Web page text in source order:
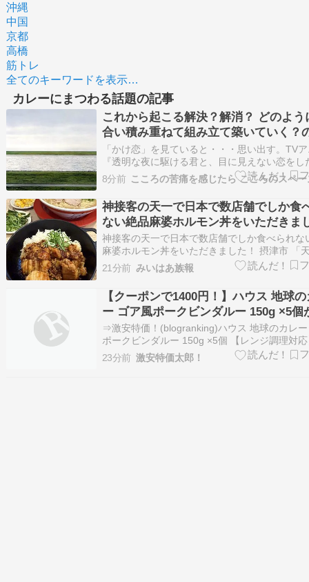
沖縄
中国
京都
高橋
筋トレ
全てのキーワードを表示…
カレーにまつわる話題の記事
これから起こる解決？解消？ どのよう
合い積み重ねて組み立て築いていく？
「かけ恋」を見ていると・・・思い出す。TV
『透明な夜に駆ける君と、目に見えない恋をし
第15回GA文庫大賞《大賞》受賞のライトノベ
な夜に駆ける君と、目に見えない恋をした。』
メ化が決定。2026年7月より放送開始。sh-
anime.shochiku.co.…
8分前 こころの苦痛を感じたら こころのスペー
神接客の天一で日本で数店舗でしか食
ない絶品麻婆ホルモン丼をいただきま
摂津市 「天下一品 南摂津店」
神接客の天一で日本で数店舗でしか食べられな
麻婆ホルモン丼をいただきました！ 摂津市 「
南摂津店」 - カレーは食べ物。 続きを読む
21分前 みいはあ族報
【クーポンで1400円！】ハウス 地球
ー ゴア風ポークビンダルー 150g ×5個
特価！
⇒激安特価！(blogranking)ハウス 地球のカレ
ポークビンダルー 150g ×5個 【レンジ調理対
トルト食品】【非常食】【エスニック】が激安
2000円！さらに30％OFFクーポン！（記事作
23分前 激安特価太郎！